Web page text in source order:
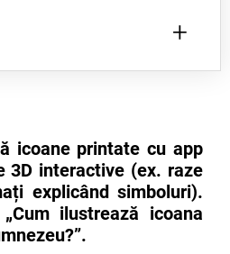
spațiul sacru al
sacră.
+
și ale credincioșilor,
icoane printate cu app
3D interactive (ex. raze
explicând simboluri).
ilustrează icoana